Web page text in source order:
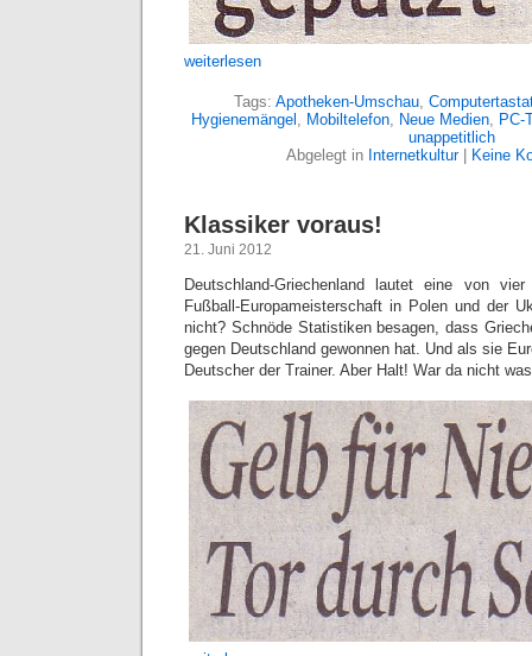
weiterlesen
Tags: Apotheken-Umschau,
Hygienemängel , Mobiltelefon, Neue Medien, PC-
unappetitlich
Abgelegt in Internetkultur| Keine
Klassiker voraus!
21. Juni 2012
Deutschland-Griechenland lautet eine von vier
Fußball-Europameisterschaft in Polen und der
nicht? Schnöde Statistiken besagen, dass
gegen Deutschland gewonnen hat. Und als sie
Deutscher der Trainer. Aber Halt! War da nicht